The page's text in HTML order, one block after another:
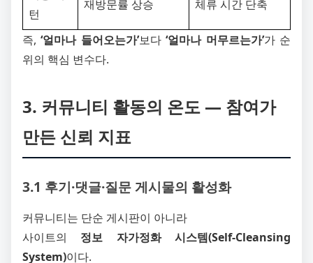
턴
재방문률 상승 체류 시간 단축
즉,‘얼마나 들어오는가’보다‘얼마나 머무르는가’가 순
위의 핵심 변수다.
3. 커뮤니티 활동의 온도 ― 참여가
만든 신뢰 지표
3.1 후기·댓글·질문 게시물의 활성화
커뮤니티는 단순 게시판이 아니라
사이트의 정보 자가정화 시스템(Self-Cleansing
System)이다.